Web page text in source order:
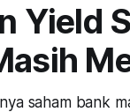
Yield
saham bank